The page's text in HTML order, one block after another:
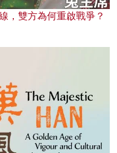
，雙方為何重啟戰爭？